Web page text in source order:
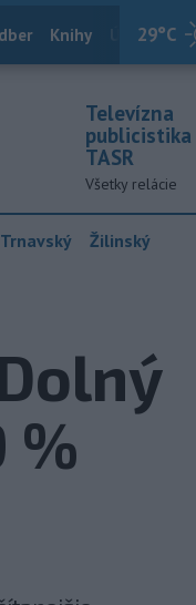
29°C
Knihy Útulkovo
Televízna
publicistika
TASR
Všetky relácie
Trnavský Žilinský
%